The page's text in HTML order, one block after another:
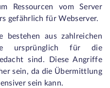
Ressourcen vom Server
gefährlich für Webserver.
bestehen aus zahlreichen
die ursprünglich für die
sind. Diese Angriffe
sein, da die Übermittlung
sein kann.